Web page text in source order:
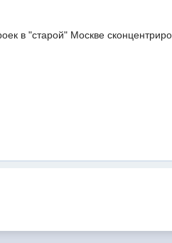
в "старой" Москве